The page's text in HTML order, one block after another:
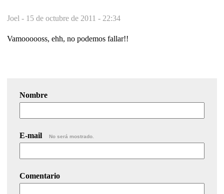
Joel - 15 de octubre de 2011 - 22:34
Vamoooooss, ehh, no podemos fallar!!
Nombre
E-mail No será mostrado.
Comentario